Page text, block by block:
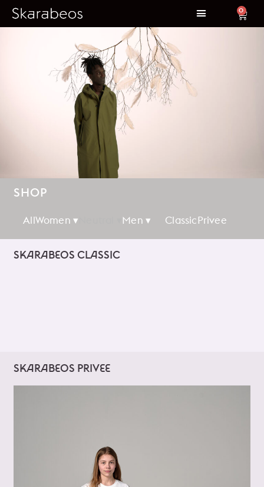
0
SHOP
AllWomen ▾ Men ▾ ClassicPrivee
SKARABEOS CLASSIC
SKARABEOS PRIVEE